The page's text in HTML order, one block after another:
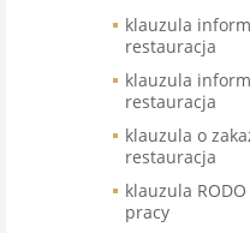
klauzula
restauracja
klauzula
restauracja
klauzula o
restauracja
klauzula
pracy